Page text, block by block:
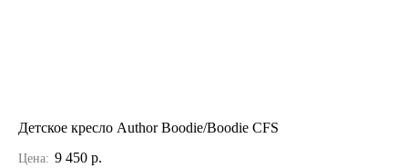
Детское кресло Author Boodie/Boodie CFS
Цена: 9 450 р.